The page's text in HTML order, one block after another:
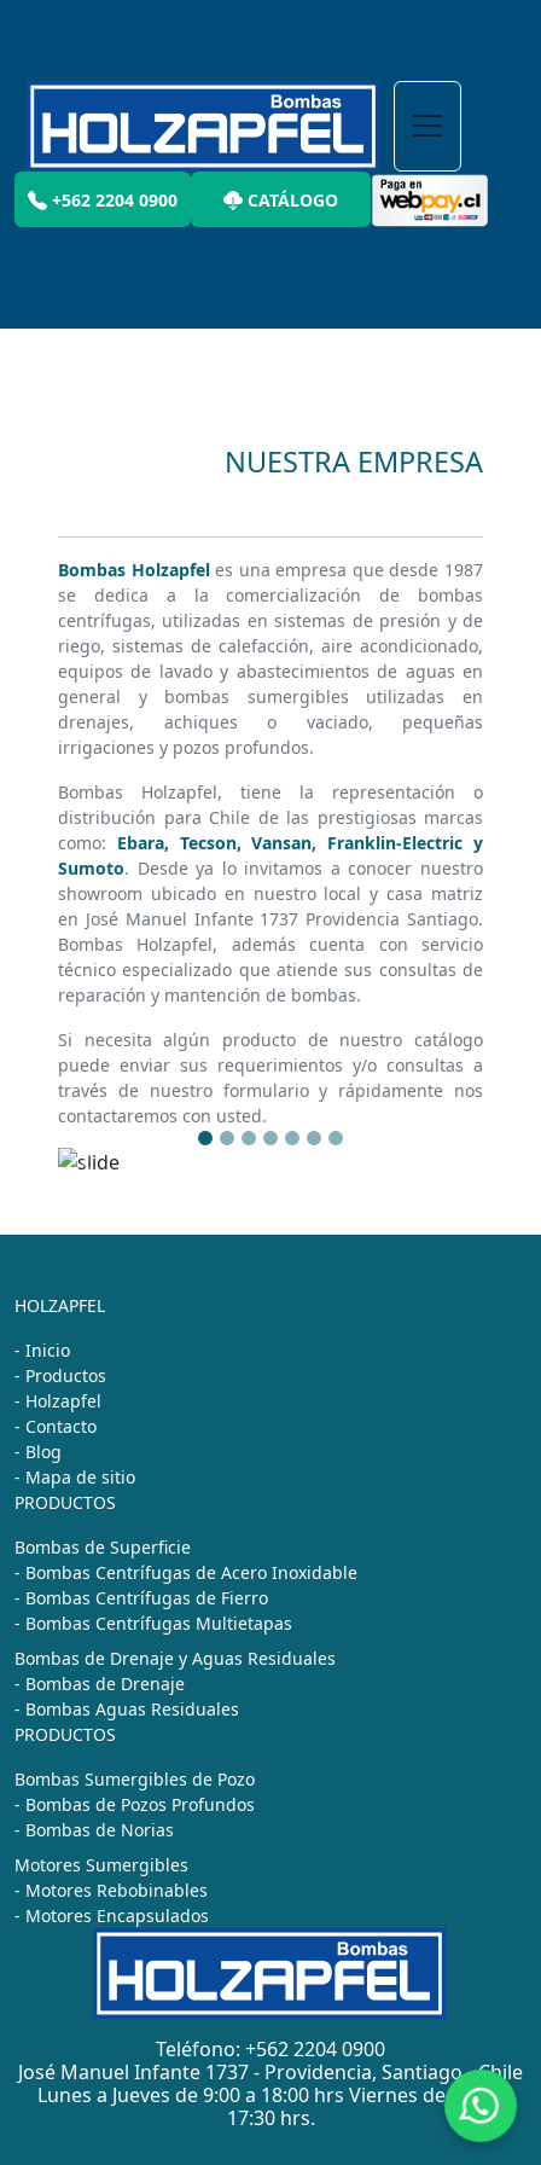
+562 2204 0900 CATÁLOGO
NUESTRA EMPRESA
Bombas Holzapfeles una empresa que desde 1987
se dedica a la comercialización de bombas
centrífugas, utilizadas en sistemas de presión y de
riego, sistemas de calefacción, aire acondicionado,
equipos de lavado y abastecimientos de aguas en
general y bombas sumergibles utilizadas en
drenajes, achiques o vaciado, pequeñas
irrigaciones y pozos profundos.
Bombas Holzapfel, tiene la representación o
distribución para Chile de las prestigiosas marcas
como: Ebara, Tecson, Vansan, Franklin-Electric y
Sumoto. Desde ya lo invitamos a conocer nuestro
showroom ubicado en nuestro local y casa matriz
en José Manuel Infante 1737 Providencia Santiago.
Bombas Holzapfel, además cuenta con servicio
técnico especializado que atiende sus consultas de
reparación y mantención de bombas.
Si necesita algún producto de nuestro catálogo
puede enviar sus requerimientos y/o consultas a
través de nuestro formulario y rápidamente nos
contactaremos con usted.
Previous
HOLZAPFEL
- Inicio
- Productos
- Holzapfel
- Contacto
- Blog
- Mapa de sitio
PRODUCTOS
Bombas de Superficie
- Bombas Centrífugas de Acero Inoxidable
- Bombas Centrífugas de Fierro
- Bombas Centrífugas Multietapas
Bombas de Drenaje y Aguas Residuales
- Bombas de Drenaje
- Bombas Aguas Residuales
PRODUCTOS
Bombas Sumergibles de Pozo
- Bombas de Pozos Profundos
- Bombas de Norias
Motores Sumergibles
- Motores Rebobinables
- Motores Encapsulados
Teléfono: +562 2204 0900
José Manuel Infante 1737 - Providencia, Santiago - Chile
Lunes a Jueves de 9:00 a 18:00 hrs Viernes de 9:00 a
17:30 hrs.